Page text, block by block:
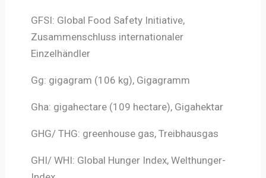
GFSI: Global Food Safety Initiative,
Zusammenschluss internationaler
Einzelhändler
Gg: gigagram (106 kg), Gigagramm
Gha: gigahectare (109 hectare), Gigahektar
GHG/ THG: greenhouse gas, Treibhausgas
GHI/ WHI: Global Hunger Index, Welthunger-